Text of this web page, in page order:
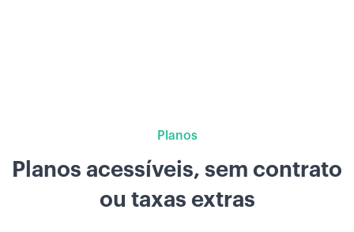
Planos
Planos acessíveis, sem contrato
ou taxas extras